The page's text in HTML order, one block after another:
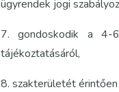
ügyrendek jogi
7. gondoskodik a 4-
tájékoztatásáról,
8. szakterületét